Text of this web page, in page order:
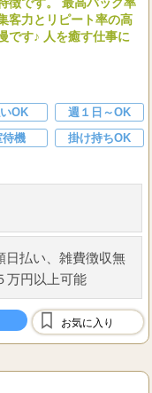
客力とリピート率の高
です♪ 人を癒す仕事に
OK
週１日～OK
待機
掛け持ちOK
日払い、雑費徴収無
万円以上可能
お気に入り